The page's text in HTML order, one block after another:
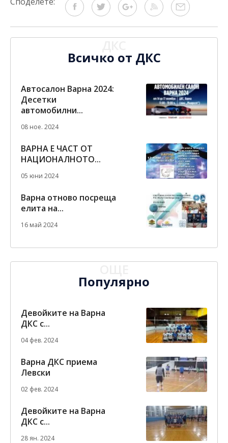
Всичко от ДКС
Автосалон Варна 2024:
Десетки
автомобилни...
08 ное. 2024
ВАРНА Е ЧАСТ ОТ
НАЦИОНАЛНОТО...
05 юни 2024
Варна отново посреща
елита на...
16 май 2024
Популярно
Девойките на Варна
ДКС с...
04 фев. 2024
Варна ДКС приема
Левски
02 фев. 2024
Девойките на Варна
ДКС с...
28 ян. 2024